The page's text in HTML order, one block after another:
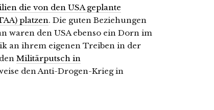
die von den USA geplante
platzen. Die guten Beziehungen
waren den USA ebenso ein Dorn im
an ihrem eigenen Treiben in der
Militärputsch in
den Anti-Drogen-Krieg in